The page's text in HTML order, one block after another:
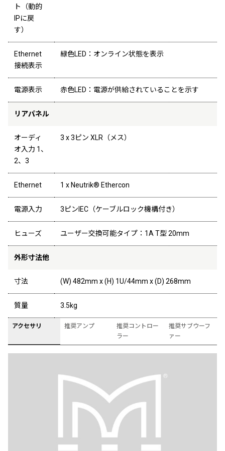
ト（動的
IPに戻
す）
Ethernet
接続表示
緑色LED：オンライン状態を表示
電源表示 赤色LED：電源が供給されていることを示す
リアパネル
オーディ
オ入力 1、
2、3
3 x 3ピン XLR（メス）
Ethernet 1 x Neutrik® Ethercon
電源入力 3ピンIEC（ケーブルロック機構付き）
ヒューズ ユーザー交換可能タイプ：1A T型 20mm
外形寸法他
寸法 (W) 482mm x (H) 1U/44mm x (D) 268mm
質量 3.5kg
アクセサリ 推奨アンプ
推奨コントロー
ラー
推奨サブウーフ
ァー